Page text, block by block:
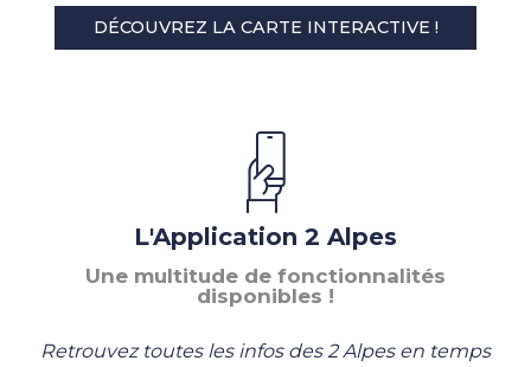
DÉCOUVREZ LA CARTE INTERACTIVE !
L'Application 2 Alpes
Une multitude de fonctionnalités
disponibles !
Retrouvez toutes les infos des 2 Alpes en temps